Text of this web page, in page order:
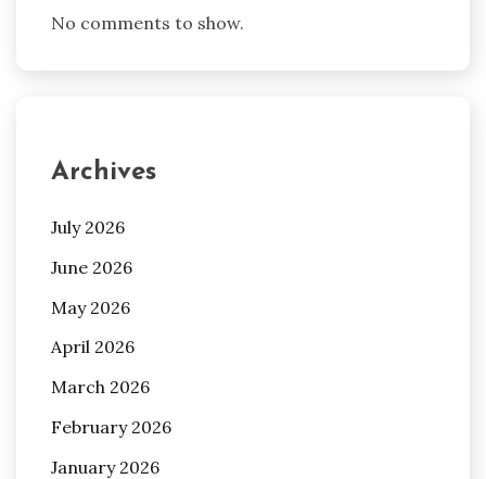
No comments to show.
Archives
July 2026
June 2026
May 2026
April 2026
March 2026
February 2026
January 2026